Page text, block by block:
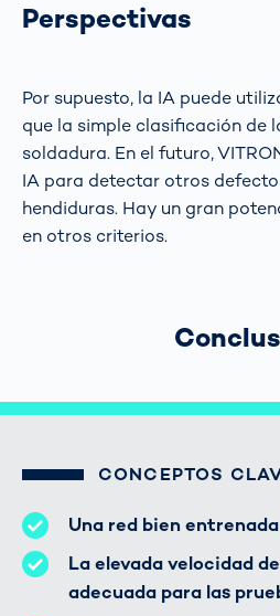
Perspectivas
Por supuesto, la IA puede
que la simple clasificación de
soldadura. En el futuro,
IA para detectar otros
hendiduras. Hay un gran
en otros criterios.
CONCEPTOS
Una red bien
La elevada velocidad
adecuada para las